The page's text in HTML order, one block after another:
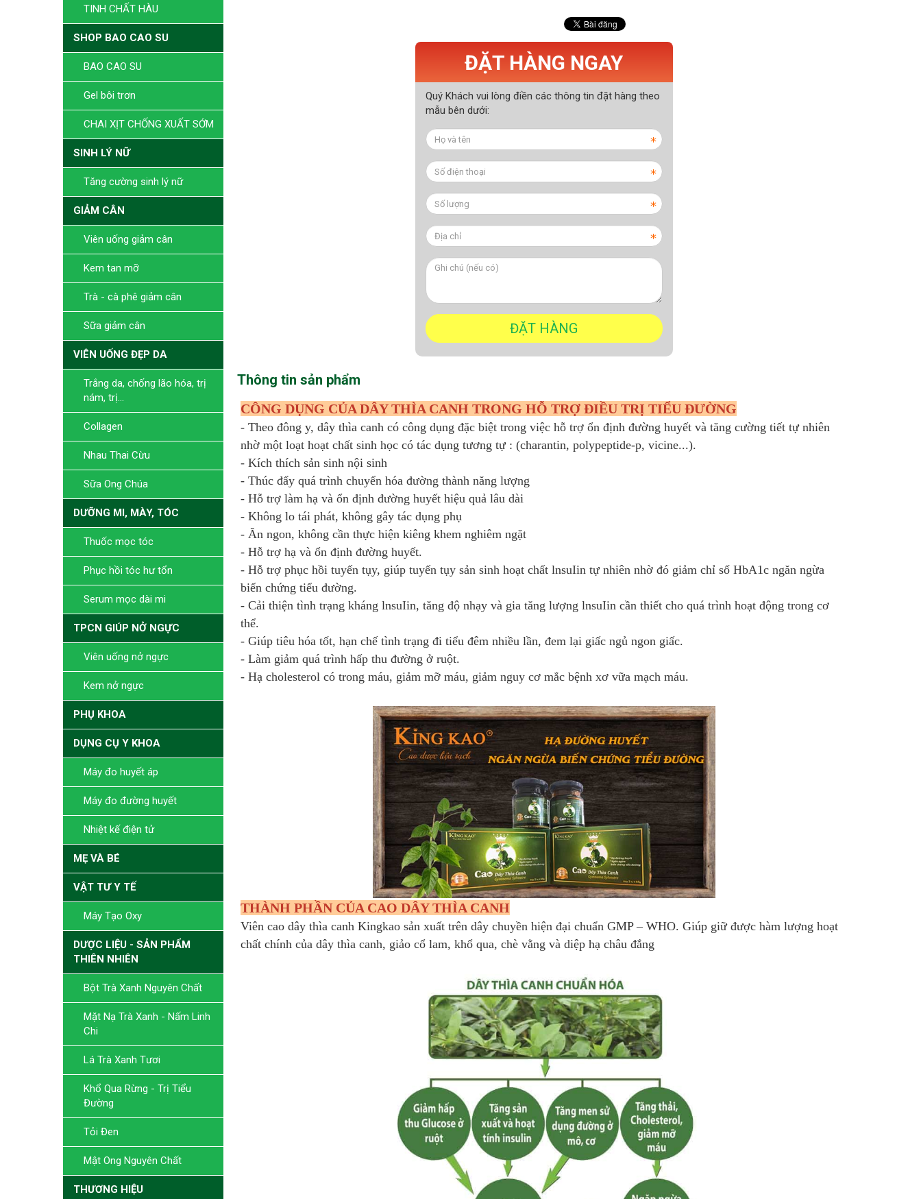
ĐẶT HÀNG NGAY
Quý Khách vui lòng điền các thông tin đặt hàng theo
mẫu bên dưới:
Thông tin sản phẩm
CÔNG DỤNG CỦA DÂY THÌA CANH TRONG HỖ TRỢ ĐIỀU TRỊ TIỂU ĐƯỜNG
- Theo đông y, dây thìa canh có công dụng đặc biệt trong việc hỗ trợ ổn định đường huyết và tăng cường tiết tự nhiên
nhờ một loạt hoạt chất sinh học có tác dụng tương tự : (charantin, polypeptide-p, vicine...).
- Kích thích sản sinh nội sinh
- Thúc đẩy quá trình chuyển hóa đường thành năng lượng
- Hỗ trợ làm hạ và ổn định đường huyết hiệu quả lâu dài
- Không lo tái phát, không gây tác dụng phụ
- Ăn ngon, không cần thực hiện kiêng khem nghiêm ngặt
- Hỗ trợ hạ và ổn định đường huyết.
- Hỗ trợ phục hồi tuyến tụy, giúp tuyến tụy sản sinh hoạt chất lnsuIin tự nhiên nhờ đó giảm chỉ số HbA1c ngăn ngừa
biến chứng tiểu đường.
- Cải thiện tình trạng kháng lnsuIin, tăng độ nhạy và gia tăng lượng lnsuIin cần thiết cho quá trình hoạt động trong cơ
thể.
- Giúp tiêu hóa tốt, hạn chế tình trạng đi tiểu đêm nhiều lần, đem lại giấc ngủ ngon giấc.
- Làm giảm quá trình hấp thu đường ở ruột.
- Hạ cholesterol có trong máu, giảm mỡ máu, giảm nguy cơ mắc bệnh xơ vữa mạch máu.
THÀNH PHẦN CỦA CAO DÂY THÌA CANH
Viên cao dây thìa canh Kingkao sản xuất trên dây chuyền hiện đại chuẩn GMP – WHO. Giúp giữ được hàm lượng hoạt
chất chính của dây thìa canh, giảo cổ lam, khổ qua, chè vằng và diệp hạ châu đắng
TINH CHẤT HÀU
SHOP BAO CAO SU
BAO CAO SU
Gel bôi trơn
CHAI XỊT CHỐNG XUẤT SỚM
SINH LÝ NỮ
Tăng cường sinh lý nữ
GIẢM CÂN
Viên uống giảm cân
Kem tan mỡ
Trà - cà phê giảm cân
Sữa giảm cân
VIÊN UỐNG ĐẸP DA
Trắng da, chống lão hóa, trị
nám, trị...
Collagen
Nhau Thai Cừu
Sữa Ong Chúa
DƯỠNG MI, MÀY, TÓC
Thuốc mọc tóc
Phục hồi tóc hư tổn
Serum mọc dài mi
TPCN GIÚP NỞ NGỰC
Viên uống nở ngực
Kem nở ngực
PHỤ KHOA
DỤNG CỤ Y KHOA
Máy đo huyết áp
Máy đo đường huyết
Nhiệt kế điện tử
MẸ VÀ BÉ
VẬT TƯ Y TẾ
Máy Tạo Oxy
DƯỢC LIỆU - SẢN PHẨM
THIÊN NHIÊN
Bột Trà Xanh Nguyên Chất
Mặt Nạ Trà Xanh - Nấm Linh
Chi
Lá Trà Xanh Tươi
Khổ Qua Rừng - Trị Tiểu
Đường
Tỏi Đen
Mật Ong Nguyên Chất
THƯƠNG HIỆU